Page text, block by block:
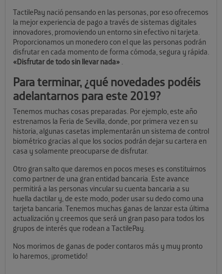
TactilePay nació pensando en las personas, por eso ofrecemos
la mejor experiencia de pago a través de sistemas digitales
innovadores, promoviendo un entorno sin efectivo ni tarjeta.
Proporcionamos un monedero con el que las personas podrán
disfrutar en cada momento de forma cómoda, segura y rápida.
«Disfrutar de todo sin llevar nada» .
Para terminar, ¿qué novedades podéis
adelantarnos para este 2019?
Tenemos muchas cosas preparadas. Por ejemplo, este año
estrenamos la Feria de Sevilla, donde, por primera vez en su
historia, algunas casetas implementarán un sistema de control
biométrico gracias al que los socios podrán dejar su cartera en
casa y solamente preocuparse de disfrutar.
Otro gran salto que daremos en pocos meses es constituirnos
como partner de una gran entidad bancaria. Este avance
permitirá a las personas vincular su cuenta bancaria a su
huella dactilar y, de este modo, poder usar su dedo como una
tarjeta bancaria. Tenemos muchas ganas de lanzar esta última
actualización y creemos que será un gran paso para todos los
grupos de interés que rodean a TactilePay.
Nos morimos de ganas de poder contaros más y muy pronto
lo haremos, ¡prometido!